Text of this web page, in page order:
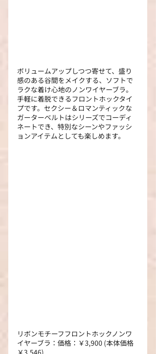
ボリュームアップしつつ寄せて、盛り
感のある谷間をメイクする、ソフトで
ラクな着け心地のノンワイヤーブラ。
手軽に着脱できるフロントホックタイ
プです。セクシー＆ロマンティックな
ガーターベルトはシリーズでコーディ
ネートでき、特別なシーンやファッシ
ョンアイテムとしても楽しめます。
リボンモチーフフロントホックノンワ
イヤーブラ：価格：￥3,900 (本体価格
￥3,546)